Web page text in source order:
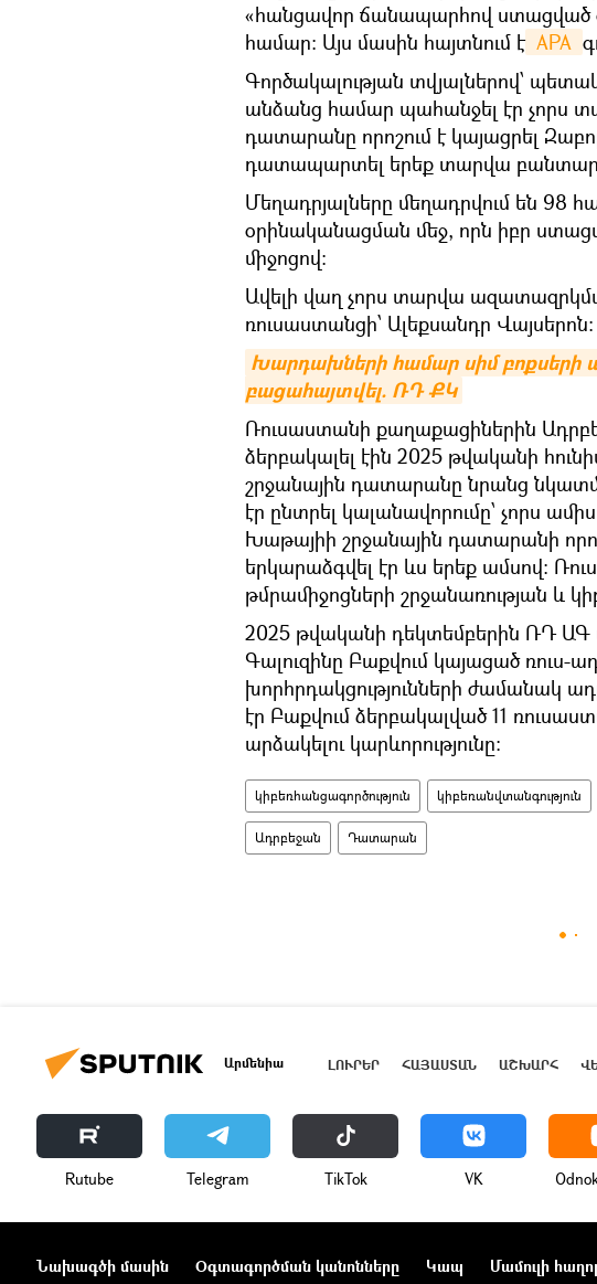
«հանցավոր ճանապարհով ստացված
համար։ Այս մասին հայտնում է APA
Գործակալության տվյալներով՝
անձանց համար պահանջել էր չորս
դատարանը որոշում է կայացրել
դատապարտել երեք տարվա
Մեղադրյալները մեղադրվում են 98
օրինականացման մեջ, որն իբր
միջոցով:
Ավելի վաղ չորս տարվա
ռուսաստանցի՝ Ալեքսանդր Վայսերոն:
Խարդախների համար սիմ
բացահայտվել. ՌԴ ՔԿ
Ռուսաստանի քաղաքացիներին
ձերբակալել էին 2025 թվականի
շրջանային դատարանը նրանց
էր ընտրել կալանավորումը՝ չորս
Խաթայիի շրջանային դատարանի
երկարաձգվել էր ևս երեք ամսով:
թմրամիջոցների շրջանառության և
2025 թվականի դեկտեմբերին ՌԴ
Գալուզինը Բաքվում կայացած
խորհրդակցությունների ժամանակ
էր Բաքվում ձերբակալված 11
արձակելու կարևորությունը:
կիբեռհանցագործություն կիբեռանվտանգություն
Ադրբեջան Դատարան
Արմենիա ԼՈՒՐԵՐ ՀԱՅԱՍՏԱՆ ԱՇԽԱՐՀ
Rutube Telegram ТikТоk VK
Նախագծի մասին Օգտագործման կանոնները Կապ Մամուլի